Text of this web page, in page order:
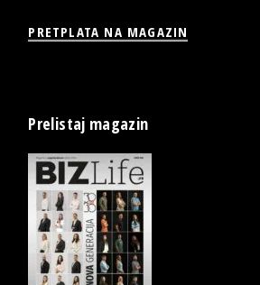
PRETPLATA NA MAGAZIN
Prelistaj magazin